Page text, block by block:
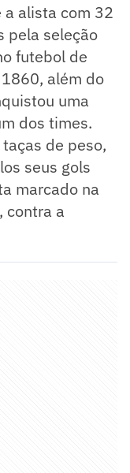
a alista com 32
pela seleção
futebol de
além do
uma
dos times.
de peso,
seus gols
marcado na
contra a